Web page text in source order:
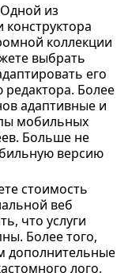
из
коллекции
выбрать
его
Более
адаптивные и
мобильных
Больше не
версию
стоимость
веб
что услуги
Более того,
дополнительные
лого,